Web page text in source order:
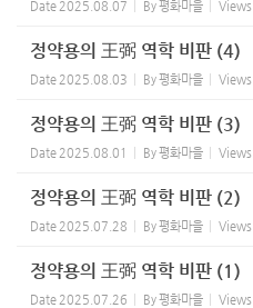
Date 2025.08.07 By평화마을 Views
정약용의 王弼 역학 비판 (4)
Date 2025.08.03 By평화마을 Views
정약용의 王弼 역학 비판 (3)
Date 2025.08.01 By평화마을 Views
정약용의 王弼 역학 비판 (2)
Date 2025.07.28 By평화마을 Views
정약용의 王弼 역학 비판 (1)
Date 2025.07.26 By평화마을 Views